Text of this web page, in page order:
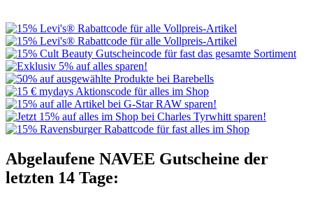
Abgelaufene NAVEE Gutscheine der
letzten 14 Tage: